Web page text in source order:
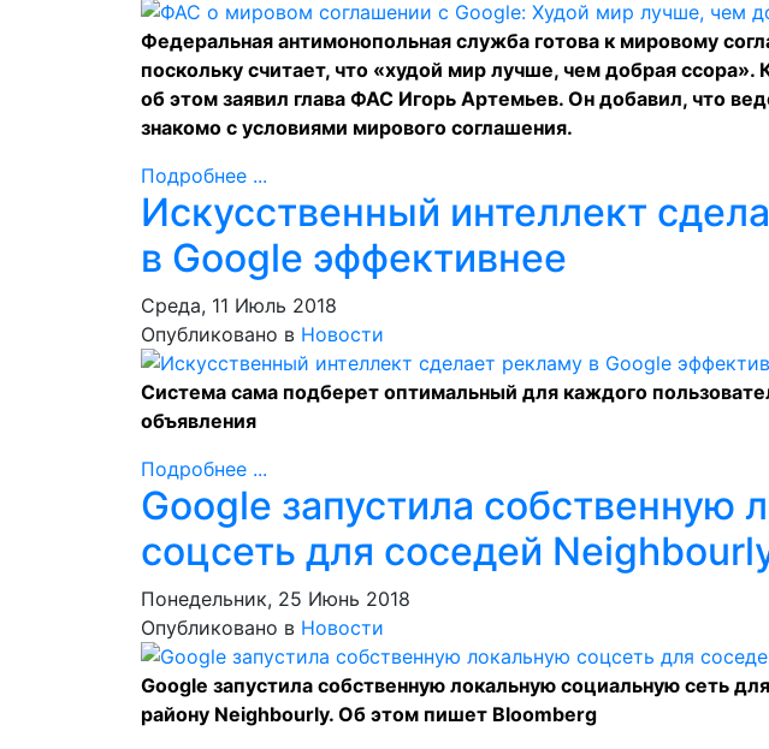
Федеральная антимонопольная служба готова к мировому
поскольку считает, что «худой мир лучше, чем добрая ссора».
об этом заявил глава ФАС Игорь Артемьев. Он добавил, что
знакомо с условиями мирового соглашения.
Подробнее ...
Искусственный интеллект
в Google эффективнее
Среда, 11 Июль 2018
Опубликовано в Новости
Система сама подберет оптимальный для каждого
объявления
Подробнее ...
Google запустила собственную
соцсеть для соседей
Понедельник, 25 Июнь 2018
Опубликовано в Новости
Google запустила собственную локальную социальную сеть
району Neighbourly. Об этом пишет Bloomberg